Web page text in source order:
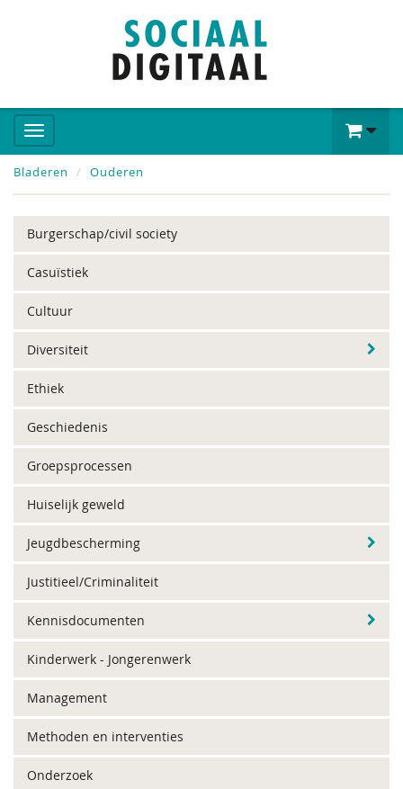
Bladeren Ouderen
Burgerschap/civil society
Casuïstiek
Cultuur
Diversiteit
Ethiek
Geschiedenis
Groepsprocessen
Huiselijk geweld
Jeugdbescherming
Justitieel/Criminaliteit
Kennisdocumenten
Kinderwerk - Jongerenwerk
Management
Methoden en interventies
Onderzoek